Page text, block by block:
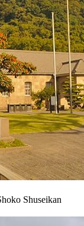
Shuseikan